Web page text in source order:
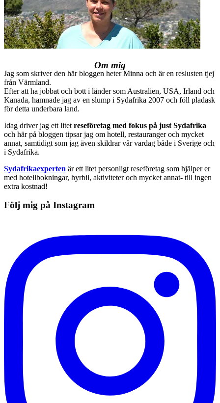
Om mig
Jag som skriver den här bloggen heter Minna och är en reslusten tjej
från Värmland.
Efter att ha jobbat och bott i länder som Australien, USA, Irland och
Kanada, hamnade jag av en slump i Sydafrika 2007 och föll pladask
för detta underbara land.
Idag driver jag ett litet reseföretag med fokus på just Sydafrika
och här på bloggen tipsar jag om hotell, restauranger och mycket
annat, samtidigt som jag även skildrar vår vardag både i Sverige och
i Sydafrika.
Sydafrikaexperten är ett litet personligt reseföretag som hjälper er
med hotellbokningar, hyrbil, aktiviteter och mycket annat- till ingen
extra kostnad!
Följ mig på Instagram